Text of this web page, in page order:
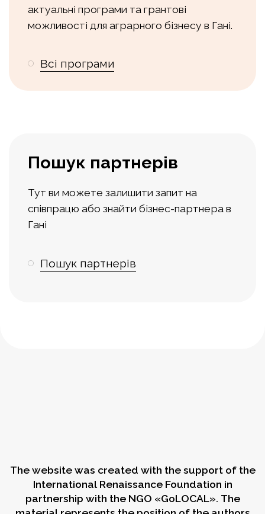
актуальні програми та грантові
можливості для аграрного бізнесу в Гані.
Всі програми
Пошук партнерів
Тут ви можете залишити запит на
співпрацю або знайти бізнес-партнера в
Гані
Пошук партнерів
The website was created with the support of the
International Renaissance Foundation in
partnership with the NGO «GoLOCAL». The